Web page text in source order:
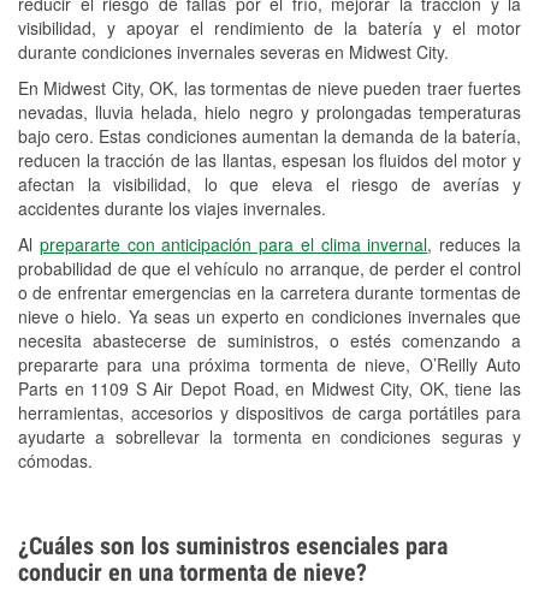
visibilidad, y apoyar el rendimiento de la batería y el motor
durante condiciones invernales severas en Midwest City.
En Midwest City, OK, las tormentas de nieve pueden traer fuertes
nevadas, lluvia helada, hielo negro y prolongadas temperaturas
bajo cero. Estas condiciones aumentan la demanda de la batería,
reducen la tracción de las llantas, espesan los fluidos del motor y
afectan la visibilidad, lo que eleva el riesgo de averías y
accidentes durante los viajes invernales.
Al prepararte con anticipación para el clima invernal, reduces la
probabilidad de que el vehículo no arranque, de perder el control
o de enfrentar emergencias en la carretera durante tormentas de
nieve o hielo. Ya seas un experto en condiciones invernales que
necesita abastecerse de suministros, o estés comenzando a
prepararte para una próxima tormenta de nieve, O’Reilly Auto
Parts en 1109 S Air Depot Road, en Midwest City, OK, tiene las
herramientas, accesorios y dispositivos de carga portátiles para
ayudarte a sobrellevar la tormenta en condiciones seguras y
cómodas.
Instalación de bombillas de faros
Instalación de limpiaparabrisas
Programa de Préstamo de
Herramientas
Mezcla de pinturas
Rectificación de tambores y discos de
freno
Snowstorm Supplies
Tornado Supplies
Conoce más
¿Cuáles son los suministros esenciales para
conducir en una tormenta de nieve?